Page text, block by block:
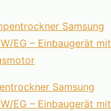
Samsung
EG – Einbaugerät mit